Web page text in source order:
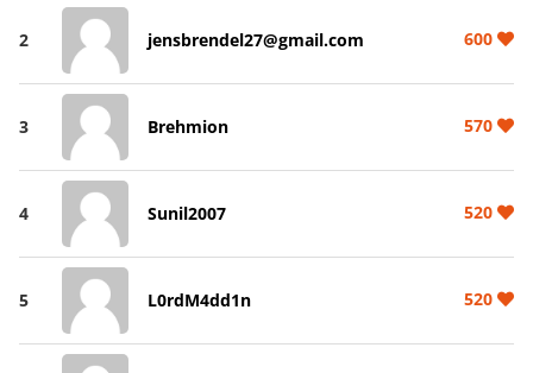
2 jensbrendel27@gmail.com 600
3 Brehmion 570
4 Sunil2007 520
5 L0rdM4dd1n 520